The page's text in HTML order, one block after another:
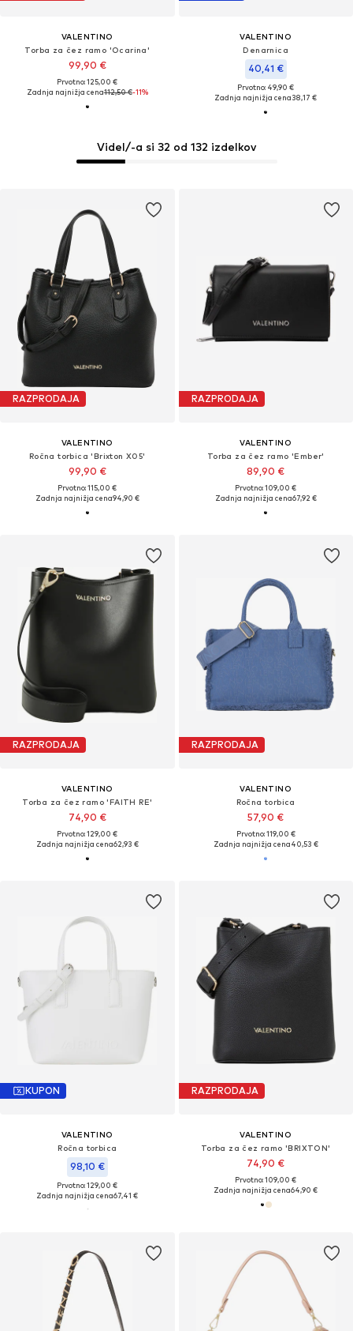
Videl/-a si 32 od 132 izdelkov
VALENTINO
Torba za čez ramo 'Ocarina'
99,90 €
Prvotno: 125,00 €
Zadnja najnižja cena112,50 €-11%
VALENTINO
Denarnica
40,41 €
Prvotno: 49,90 €
Zadnja najnižja cena38,17 €
RAZPRODAJA
VALENTINO
Ročna torbica 'Brixton X05'
99,90 €
Prvotno: 115,00 €
Zadnja najnižja cena94,90 €
RAZPRODAJA
VALENTINO
Torba za čez ramo 'Ember'
89,90 €
Prvotno: 109,00 €
Zadnja najnižja cena67,92 €
RAZPRODAJA
VALENTINO
Torba za čez ramo 'FAITH RE'
74,90 €
Prvotno: 129,00 €
Zadnja najnižja cena62,93 €
RAZPRODAJA
VALENTINO
Ročna torbica
57,90 €
Prvotno: 119,00 €
Zadnja najnižja cena40,53 €
KUPON
VALENTINO
Ročna torbica
98,10 €
Prvotno: 129,00 €
Zadnja najnižja cena67,41 €
RAZPRODAJA
VALENTINO
Torba za čez ramo 'BRIXTON'
74,90 €
Prvotno: 109,00 €
Zadnja najnižja cena64,90 €